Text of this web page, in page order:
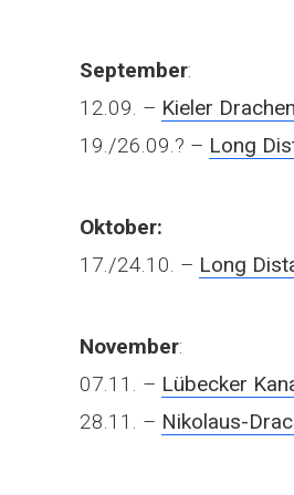
September:
12.09. – Kieler
19./26.09.? – Long
Oktober:
17./24.10. – Long
November:
07.11. – Lübecker
28.11. – Nikolaus-